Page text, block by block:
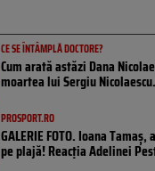
CE SE ÎNTÂMPLĂ DOCTORE?
Cum arată astăzi Dana
moartea lui Sergiu
PROSPORT.RO
GALERIE FOTO. Ioana
pe plajă! Reacția Adelinei